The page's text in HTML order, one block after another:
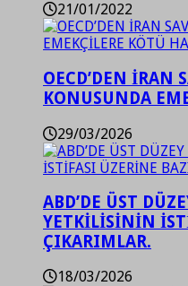
21/01/2022
OECD’DEN İRAN
KONUSUNDA
29/03/2026
ABD’DE ÜST
YETKİLİSİNİN
ÇIKARIMLAR.
18/03/2026